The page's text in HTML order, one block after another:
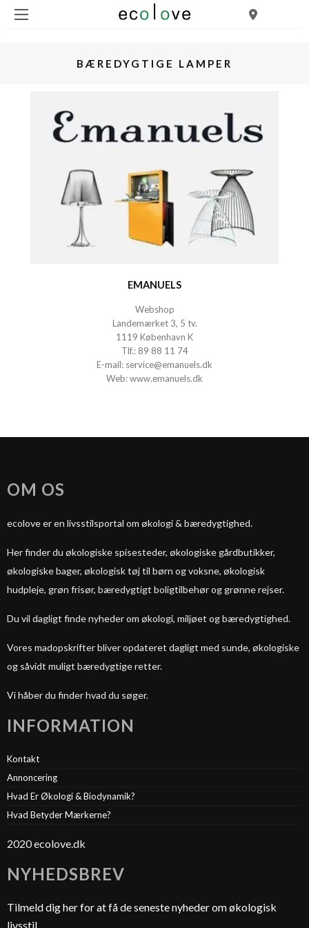
BÆREDYGTIGE LAMPER
EMANUELS
Webshop
Landemærket 3, 5 tv.
1119 København K
Tlf.:89 88 11 74
E-mail: service@emanuels.dk
Web:www.emanuels.dk
OM OS
ecolove er en livsstilsportal om økologi & bæredygtighed.
Her finder du økologiske spisesteder, økologiske gårdbutikker,
økologiske bager, økologisk tøj til børn og voksne, økologisk
hudpleje, grøn frisør, bæredygtigt boligtilbehør og grønne rejser.
Du vil dagligt finde nyheder om økologi, miljøet og bæredygtighed.
Vores madopskrifter bliver opdateret dagligt med sunde, økologiske
og såvidt muligt bæredygtige retter.
Vi håber du finder hvad du søger.
INFORMATION
Kontakt
Annoncering
Hvad Er Økologi & Biodynamik?
Hvad Betyder Mærkerne?
2020 ecolove.dk
NYHEDSBREV
Tilmeld dig her for at få de seneste nyheder om økologisk
livsstil.